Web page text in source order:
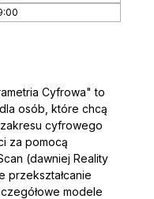
Cyfrowa" to
osób, które chcą
cyfrowego
za pomocą
(dawniej Reality
przekształcanie
modele